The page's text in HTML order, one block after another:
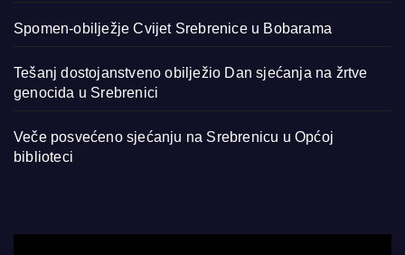
Spomen-obilježje Cvijet Srebrenice u Bobarama
Tešanj dostojanstveno obilježio Dan sjećanja na žrtve
genocida u Srebrenici
Veče posvećeno sjećanju na Srebrenicu u Općoj
biblioteci